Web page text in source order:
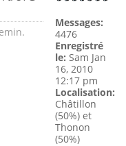
Messages:
4476
Enregistré
le: Sam Jan
16, 2010
12:17 pm
Localisation:
Châtillon
(50%) et
Thonon
(50%)